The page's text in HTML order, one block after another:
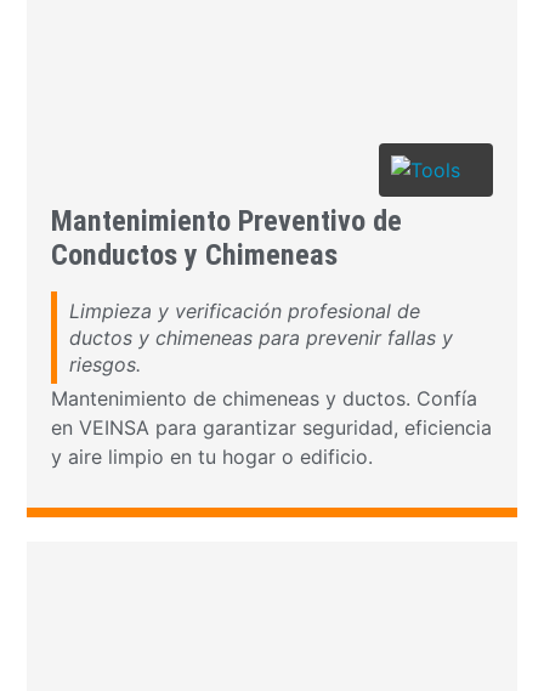
Mantenimiento Preventivo de
Conductos y Chimeneas
Limpieza y verificación profesional de
ductos y chimeneas para prevenir fallas y
riesgos.
Mantenimiento de chimeneas y ductos. Confía
en VEINSA para garantizar seguridad, eficiencia
y aire limpio en tu hogar o edificio.